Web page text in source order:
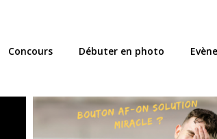
Concours Débuter en photo